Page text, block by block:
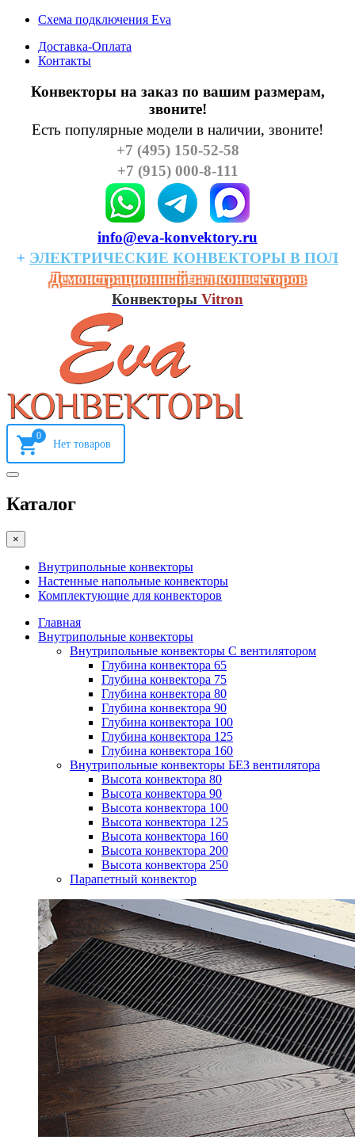
Схема подключения Eva
Доставка-Оплата
Контакты
Конвекторы на заказ по вашим размерам,
звоните!
Есть популярные модели в наличии, звоните!
+7 (495) 150-52-58
+7 (915) 000-8-111
info@eva-konvektory.ru
+ ЭЛЕКТРИЧЕСКИЕ КОHВЕКТОРЫ В ПОЛ
Демонстрационный зал конвекторов
Конвекторы Vitron
0
Каталог
×
Внутрипольные конвекторы
Настенные напольные конвекторы
Комплектующие для конвекторов
Главная
Внутрипольные конвекторы
Внутрипольные конвекторы С вентилятором
Глубина конвектора 65
Глубина конвектора 75
Глубина конвектора 80
Глубина конвектора 90
Глубина конвектора 100
Глубина конвектора 125
Глубина конвектора 160
Внутрипольные конвекторы БЕЗ вентилятора
Высота конвектора 80
Высота конвектора 90
Высота конвектора 100
Высота конвектора 125
Высота конвектора 160
Высота конвектора 200
Высота конвектора 250
Парапетный конвектор